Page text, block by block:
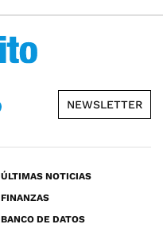
NEWSLETTER
ÚLTIMAS NOTICIAS
FINANZAS
BANCO DE DATOS